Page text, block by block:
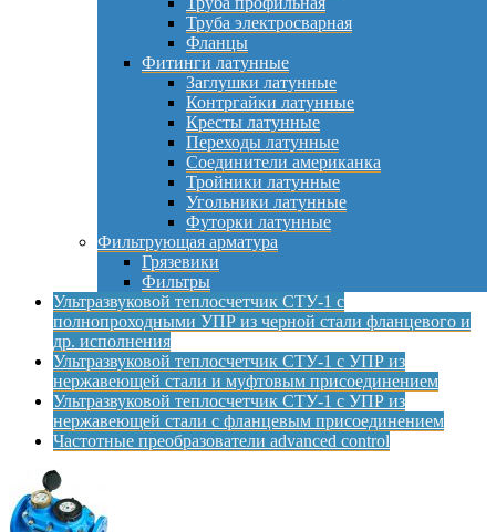
Труба электросварная
Фланцы
Фитинги латунные
Заглушки латунные
Контргайки латунные
Кресты латунные
Переходы латунные
Соединители американка
Тройники латунные
Угольники латунные
Футорки латунные
Фильтрующая арматура
Грязевики
Фильтры
Ультразвуковой теплосчетчик СТУ-1 с
полнопроходными УПР из черной стали фланцевого и
др. исполнения
Ультразвуковой теплосчетчик СТУ-1 с УПР из
нержавеющей стали и муфтовым присоединением
Ультразвуковой теплосчетчик СТУ-1 с УПР из
нержавеющей стали с фланцевым присоединением
Частотные преобразователи advanced control